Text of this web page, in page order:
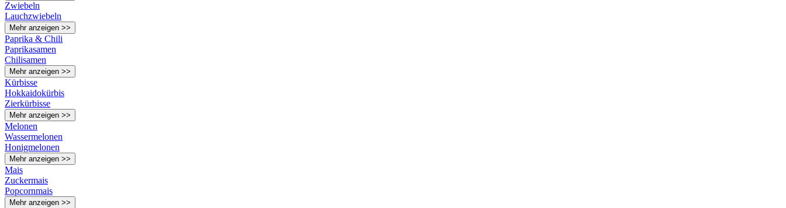
Zwiebeln
Lauchzwiebeln
Mehr anzeigen >>
Paprika & Chili
Paprikasamen
Chilisamen
Mehr anzeigen >>
Kürbisse
Hokkaidokürbis
Zierkürbisse
Mehr anzeigen >>
Melonen
Wassermelonen
Honigmelonen
Mehr anzeigen >>
Mais
Zuckermais
Popcornmais
Mehr anzeigen >>